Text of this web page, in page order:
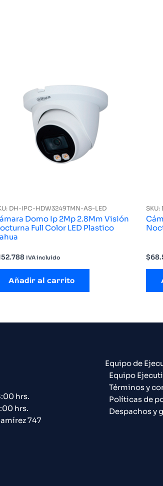
DH-IPC-HDW3249TMN-AS-LED
Domo Ip 2Mp 2.8Mm Visión
Full Color LED Plastico
IVA incluido
Añadir al carrito
$
hrs.
hrs.
747​
Equipo de
Equipo
Términos y
Políticas de
Despachos y